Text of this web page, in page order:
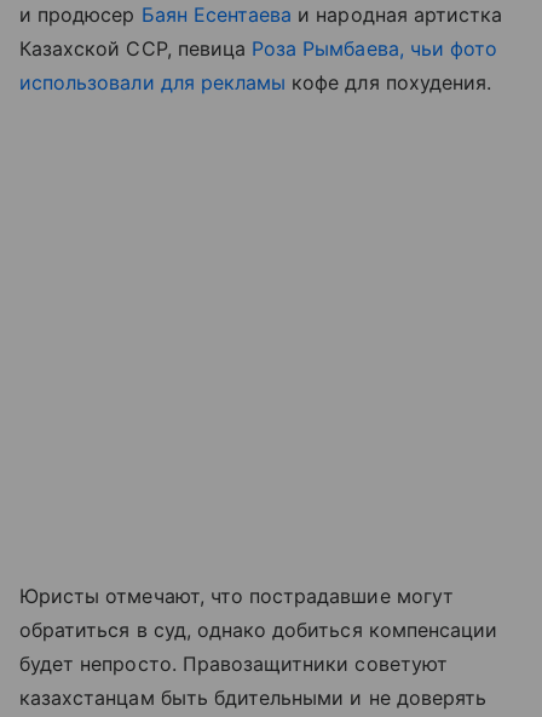
и продюсер Баян Есентаева и народная артистка
Казахской ССР, певица Роза Рымбаева, чьи фото
использовали для рекламы кофе для похудения.
Юристы отмечают, что пострадавшие могут
обратиться в суд, однако добиться компенсации
будет непросто. Правозащитники советуют
казахстанцам быть бдительными и не доверять